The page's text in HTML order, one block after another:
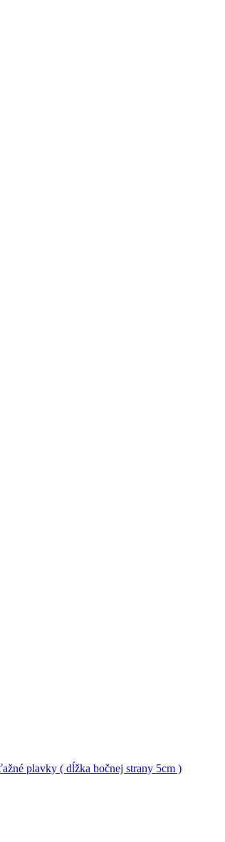
plavky ( dĺžka bočnej strany 5cm )